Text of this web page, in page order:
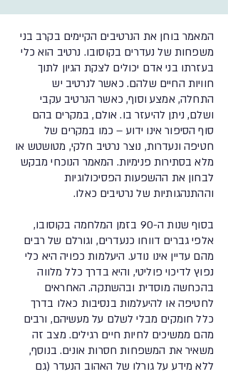
המאמר בוחן את הנרטיבים הקיימים בקרב בני
משפחות של נעדרים בקוסובו. נרטיב הוא כלי
בעזרתו בני אדם יכולים לצקת הגיון לתוך
חוויות החיים שלהם. כאשר לנרטיב יש
התחלה, אמצע וסוף, כאשר הנרטיב עקבי
ושלם, ניתן להיעזר בו. אולם, במקרים בהם
סוף הסיפור אינו ידוע – כמו במקרים של
חטיפה ונעדרות, נוצר נרטיב חלקי, מטושטש או
מלא בסתירות פנימיות. המאמר הנוכחי מבקש
לבחון את ההשפעות הפסיכולוגיות
וההתנהגותיות של נרטיבים כאלו.
בסוף שנות ה-90 בזמן המלחמה בקוסובו,
אלפי גברים דווחו כנעדרים, וגורלם של רבים
מהם עדיין אינו נודע. היעלמות כפויה היא כלי
נפוץ לדיכוי פוליטי, והיא בדרך כלל מלווה
בהכחשה מוסדית ובהשתקה. האחראים
לחטיפה או להיעלמות בנסיבות כאלו בדרך
כלל חומקים מבלי לשלם על מעשיהם, ורבים
מהם ממשיכים לחיות חיים רגילים. מצב זה
משאיר את המשפחות חסרות אונים. בנוסף,
ללא מידע על גורלו של האהוב הנעדר (גם